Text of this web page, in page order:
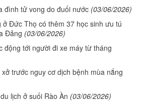
đình tử vong do đuối nước (03/06/2026)
ở Đức Thọ có thêm 37 học sinh ưu tú
Đảng (03/06/2026)
động tới người đi xe máy từ tháng
trước nguy cơ dịch bệnh mùa nắng
lịch ở suối Rào Àn (03/06/2026)